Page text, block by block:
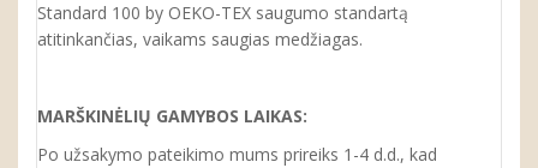
Standard 100 by OEKO-TEX saugumo standartą
atitinkančias, vaikams saugias medžiagas.
MARŠKINĖLIŲ GAMYBOS LAIKAS:
Po užsakymo pateikimo mums prireiks 1-4 d.d., kad